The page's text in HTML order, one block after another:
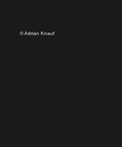
© Adrian Knauf